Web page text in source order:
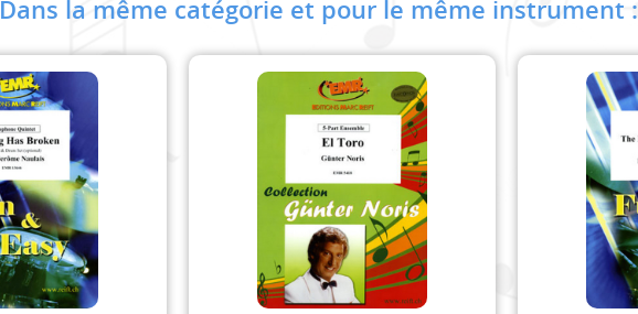
Dans la même catégorie et pour le même instrument :